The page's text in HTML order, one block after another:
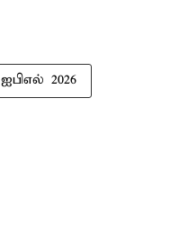
ஐபிஎல் 2026